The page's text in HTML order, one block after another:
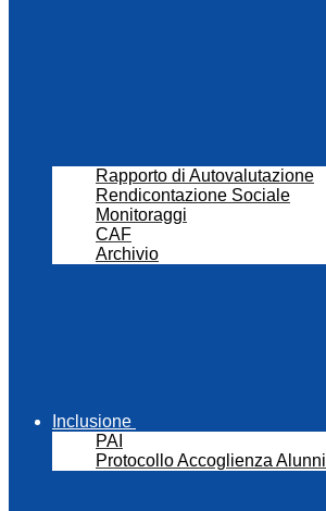
Rapporto di Autovalutazione
Rendicontazione Sociale
Monitoraggi
CAF
Archivio
Inclusione
PAI
Protocollo Accoglienza Alunni